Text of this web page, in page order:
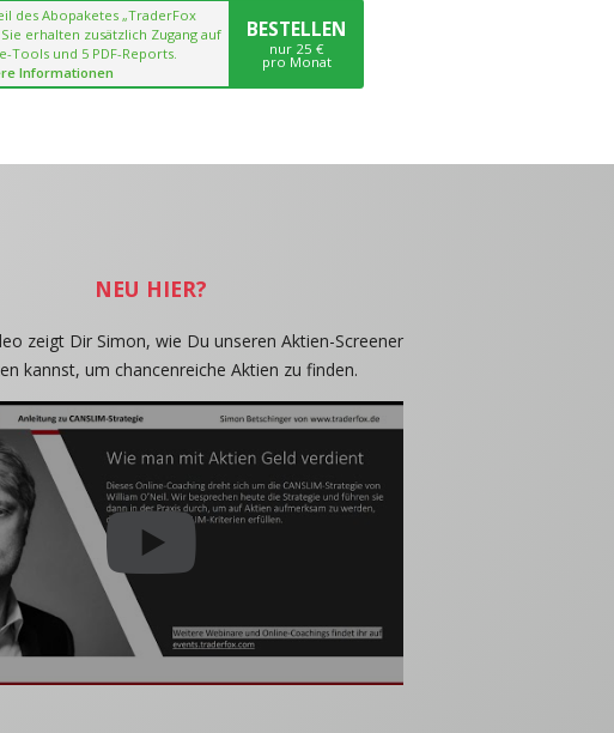
des Abopaketes „TraderFox
erhalten zusätzlich Zugang auf
Tools und 5 PDF-Reports.
Informationen
BESTELLEN
nur 25 €
pro Monat
NEU HIER?
zeigt Dir Simon, wie Du unseren Aktien-Screener
kannst, um chancenreiche Aktien zu finden.